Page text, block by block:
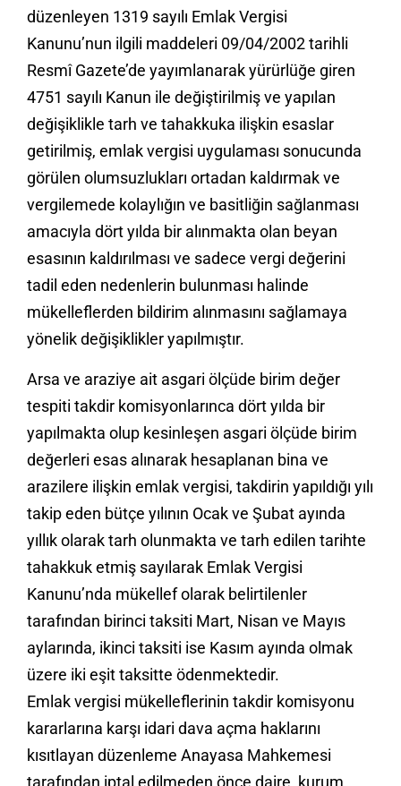
düzenleyen 1319 sayılı Emlak Vergisi
Kanunu’nun ilgili maddeleri 09/04/2002 tarihli
Resmî Gazete’de yayımlanarak yürürlüğe giren
4751 sayılı Kanun ile değiştirilmiş ve yapılan
değişiklikle tarh ve tahakkuka ilişkin esaslar
getirilmiş, emlak vergisi uygulaması sonucunda
görülen olumsuzlukları ortadan kaldırmak ve
vergilemede kolaylığın ve basitliğin sağlanması
amacıyla dört yılda bir alınmakta olan beyan
esasının kaldırılması ve sadece vergi değerini
tadil eden nedenlerin bulunması halinde
mükelleflerden bildirim alınmasını sağlamaya
yönelik değişiklikler yapılmıştır.
Arsa ve araziye ait asgari ölçüde birim değer
tespiti takdir komisyonlarınca dört yılda bir
yapılmakta olup kesinleşen asgari ölçüde birim
değerleri esas alınarak hesaplanan bina ve
arazilere ilişkin emlak vergisi, takdirin yapıldığı yılı
takip eden bütçe yılının Ocak ve Şubat ayında
yıllık olarak tarh olunmakta ve tarh edilen tarihte
tahakkuk etmiş sayılarak Emlak Vergisi
Kanunu’nda mükellef olarak belirtilenler
tarafından birinci taksiti Mart, Nisan ve Mayıs
aylarında, ikinci taksiti ise Kasım ayında olmak
üzere iki eşit taksitte ödenmektedir.
Emlak vergisi mükelleflerinin takdir komisyonu
kararlarına karşı idari dava açma haklarını
kısıtlayan düzenleme Anayasa Mahkemesi
tarafından iptal edilmeden önce daire, kurum,